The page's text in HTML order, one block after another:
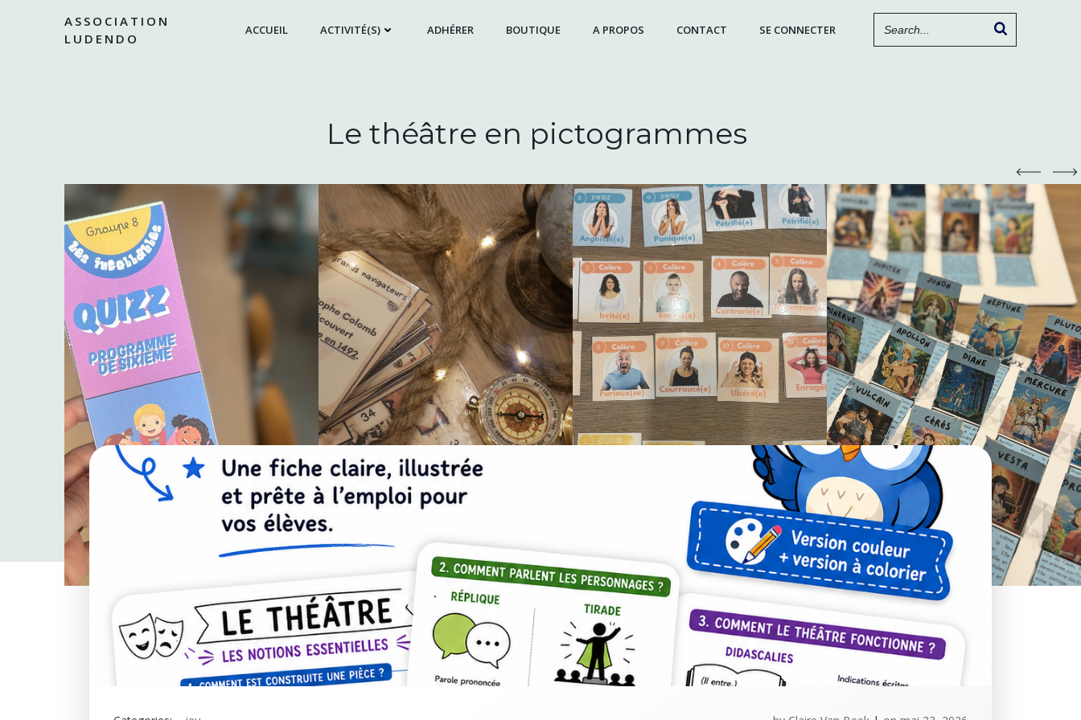
ASSOCIATION
LUDENDO
ACCUEIL ACTIVITÉ(S) ADHÉRER BOUTIQUE A PROPOS CONTACT SE CONNECTER
Le théâtre en pictogrammes